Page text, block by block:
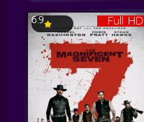
Full HD
6.9